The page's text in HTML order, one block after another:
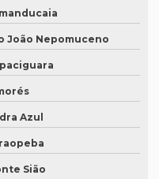
simultânea
sp
João Nepomuceno
Azul
Sião